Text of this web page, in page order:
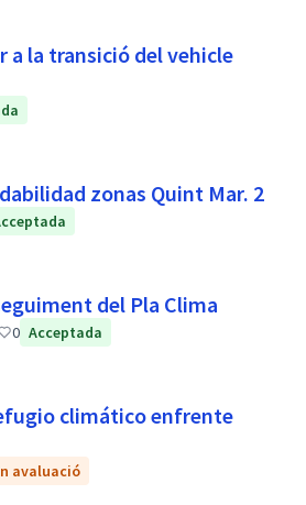
a la transició del vehicle
zonas Quint Mar. 2
del Pla Clima
0 Acceptada
climático enfrente
avaluació